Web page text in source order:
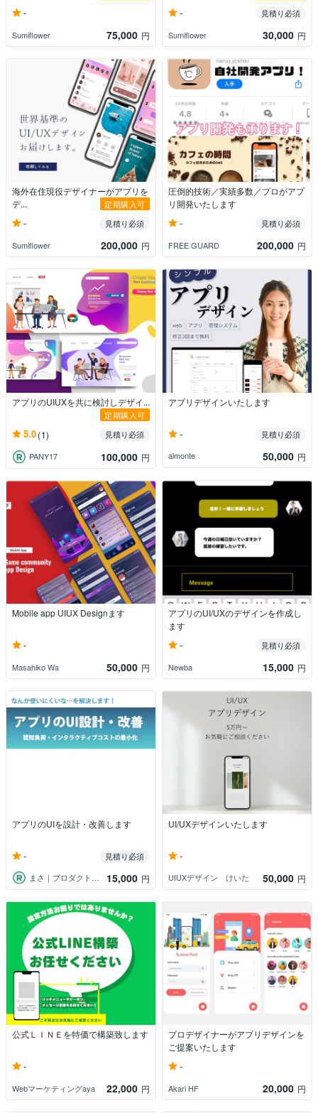
-
Sumiflower 75,000 円
-
見積り必須
Sumiflower
30,000 円
海外在住現役デザイナーがアプリを
デ...
定期購入可
-
見積り必須
Sumiflower
200,000 円
圧倒的技術／実績多数／プロがアプ
リ開発いたします
-
見積り必須
FREE GUARD
200,000 円
アプリのUIUXを共に検討しデザイ...
定期購入可
5.0(1)
見積り必須
PANY17
100,000 円
アプリデザインいたします
-
見積り必須
almonte
50,000 円
Mobile app UIUX Designます
-
Masahiko Wa 50,000 円
アプリのUI/UXのデザインを作成し
ます
-
見積り必須
Newba
15,000 円
アプリのUIを設計・改善します
-
見積り必須
まさ｜プロダクトマネージャー
15,000 円
UI/UXデザインいたします
-
UIUXデザイン けいた 50,000 円
公式ＬＩＮＥを特価で構築致します
-
Webマーケティングaya 22,000 円
プロデザイナーがアプリデザインを
ご提案いたします
-
Akari HF 20,000 円